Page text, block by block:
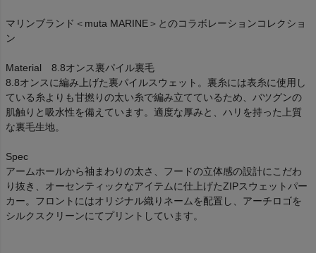
マリンブランド＜muta MARINE＞とのコラボレーションコレクショ
ン
Material 8.8オンス裏パイル裏毛
8.8オンスに編み上げた裏パイルスウェット。裏糸には表糸に使用し
ている糸よりも甘撚りの太い糸で編み立てているため、バツグンの
肌触りと吸水性を備えています。適度な厚みと、ハリを持った上質
な裏毛生地。
Spec
アームホールから袖まわりの太さ、フードの立体感の設計にこだわ
り抜き、オーセンティックなアイテムに仕上げたZIPスウェットパー
カー。フロントにはオリジナル織りネームを配置し、アーチロゴを
シルクスクリーンにてプリントしています。